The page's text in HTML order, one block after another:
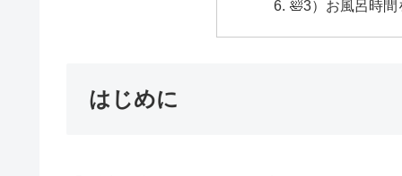
🛀3）お風呂時間
はじめに